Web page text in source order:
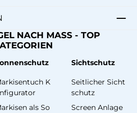
NACH MASS - TOP
K
als So
Sichtschutz
Seitlicher Sicht
schutz
Screen Anlage